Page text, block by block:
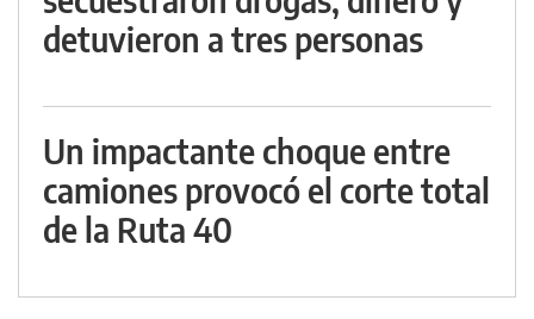
detuvieron a tres personas
Un impactante choque entre
camiones provocó el corte total
de la Ruta 40